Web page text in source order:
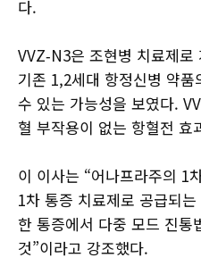
다.
VVZ‑N3은 조현병 치료제
기존 1,2세대 항정신병 약
수 있는 가능성을 보였다.
혈 부작용이 없는 항혈전 효
이 이사는 “어나프라주의 1
1차 통증 치료제로 공급되
한 통증에서 다중 모드 진통
것”이라고 강조했다.